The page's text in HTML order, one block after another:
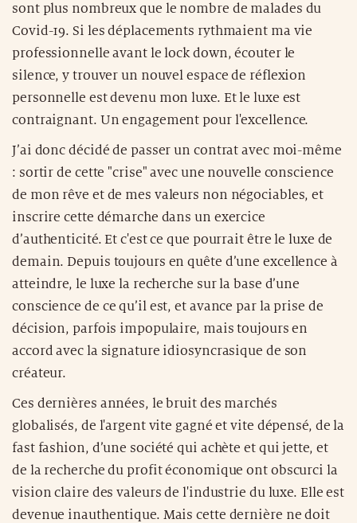
sont plus nombreux que le nombre de malades du
Covid-19. Si les déplacements rythmaient ma vie
professionnelle avant le lock down, écouter le
silence, y trouver un nouvel espace de réflexion
personnelle est devenu mon luxe. Et le luxe est
contraignant. Un engagement pour l'excellence.
J’ai donc décidé de passer un contrat avec moi-même
: sortir de cette "crise" avec une nouvelle conscience
de mon rêve et de mes valeurs non négociables, et
inscrire cette démarche dans un exercice
d’authenticité. Et c'est ce que pourrait être le luxe de
demain. Depuis toujours en quête d’une excellence à
atteindre, le luxe la recherche sur la base d’une
conscience de ce qu’il est, et avance par la prise de
décision, parfois impopulaire, mais toujours en
accord avec la signature idiosyncrasique de son
créateur.
Ces dernières années, le bruit des marchés
globalisés, de l'argent vite gagné et vite dépensé, de la
fast fashion, d’une société qui achète et qui jette, et
de la recherche du profit économique ont obscurci la
vision claire des valeurs de l'industrie du luxe. Elle est
devenue inauthentique. Mais cette dernière ne doit